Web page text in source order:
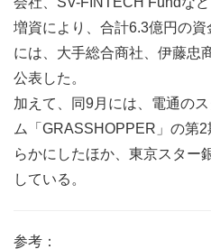
増資により、合計6.3億円の
には、大手総合商社、伊藤忠
公表した。
加えて、同9月には、電通の
ム「GRASSHOPPER」の第
らかにしたほか、東京スター
している。
参考：